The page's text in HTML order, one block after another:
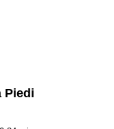
Piedi